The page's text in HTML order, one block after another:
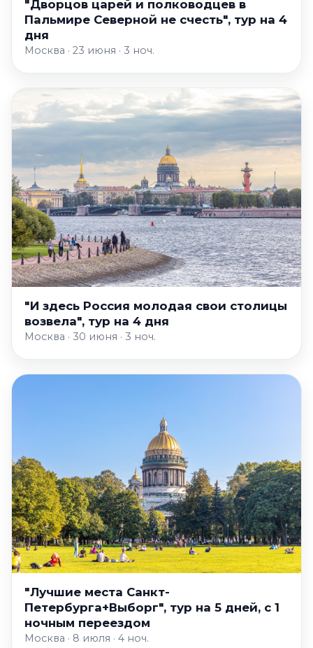
"Дворцов царей и полководцев в
Пальмире Северной не счесть", тур на 4
дня
Москва · 23 июня · 3 ноч.
"И здесь Россия молодая свои столицы
возвела", тур на 4 дня
Москва · 30 июня · 3 ноч.
"Лучшие места Санкт-
Петербурга+Выборг", тур на 5 дней, с 1
ночным переездом
Москва · 8 июля · 4 ноч.